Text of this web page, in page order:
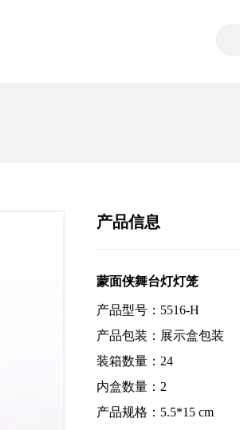
产品信息
蒙面侠舞台灯灯笼
产品型号：5516-H
产品包装：展示盒包装
装箱数量：24
内盒数量：2
产品规格：5.5*15 cm